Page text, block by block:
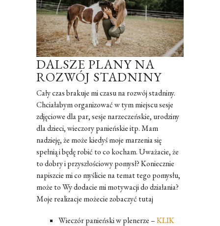
DALSZE PLANY NA
ROZWÓJ STADNINY
Cały czas brakuje mi czasu na rozwój stadniny.
Chciałabym organizować w tym miejscu sesje
zdjęciowe dla par, sesje narzeczeńskie, urodziny
dla dzieci, wieczory panieńskie itp. Mam
nadzieję, że może kiedyś moje marzenia się
spełnią i będę robić to co kocham. Uważacie, że
to dobry i przyszłościowy pomysł? Koniecznie
napiszcie mi co myślicie na temat tego pomysłu,
może to Wy dodacie mi motywacji do działania?
Moje realizacje możecie zobaczyć tutaj
Wieczór panieński w plenerze –KLIK